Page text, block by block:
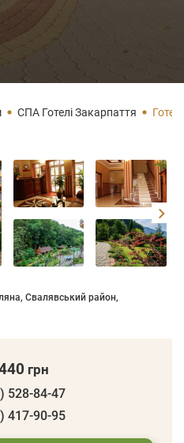
СПА Готелі Закарпаття
Свалявський район,
грн
528-84-47
417-90-95